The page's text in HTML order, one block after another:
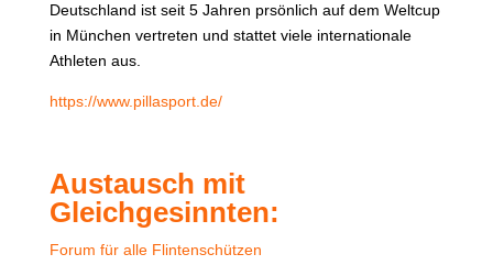
Deutschland ist seit 5 Jahren prsönlich auf dem Weltcup
in München vertreten und stattet viele internationale
Athleten aus.
https://www.pillasport.de/
Austausch mit
Gleichgesinnten:
Forum für alle Flintenschützen